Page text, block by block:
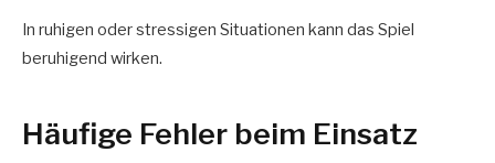
In ruhigen oder stressigen Situationen kann das Spiel
beruhigend wirken.
Häufige Fehler beim Einsatz